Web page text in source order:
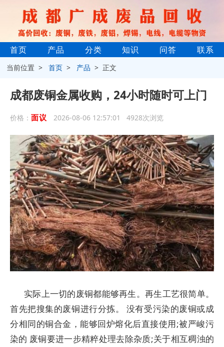
首页 产品 分类 知识 问答 联系
当前位置 >首页 > 产品 > 正文
成都废铜金属收购，24小时随时可上门
价格： 面议 2026-08-06 12:57:01 4928次浏览
实际上一切的废铜都能够再生。再生工艺很简单。
首先把搜集的废铜进行分拣。 没有受污染的废铜或成
分相同的铜合金，能够回炉熔化后直接使用;被严峻污
染的 废铜要进一步精粹处理去除杂质;关于相互稠浊的